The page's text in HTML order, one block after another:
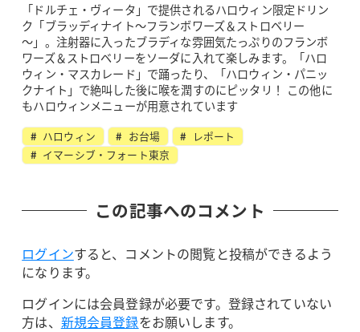
「ドルチェ・ヴィータ」で提供されるハロウィン限定ドリン
ク「ブラッディナイト～フランボワーズ＆ストロベリー
～」。注射器に入ったブラディな雰囲気たっぷりのフランボ
ワーズ＆ストロベリーをソーダに入れて楽しみます。「ハロ
ウィン・マスカレード」で踊ったり、「ハロウィン・パニッ
クナイト」で絶叫した後に喉を潤すのにピッタリ！ この他に
もハロウィンメニューが用意されています
ハロウィン お台場
レポート
イマーシブ・フォート東京
この記事へのコメント
ログインすると、コメントの閲覧と投稿ができるよう
になります。
ログインには会員登録が必要です。登録されていない
方は、 新規会員登録をお願いします。